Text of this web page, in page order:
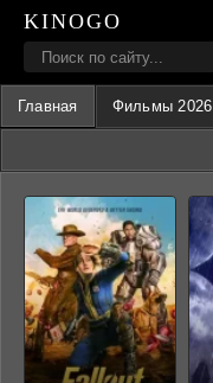
KINOGO
Главная Фильмы 2026